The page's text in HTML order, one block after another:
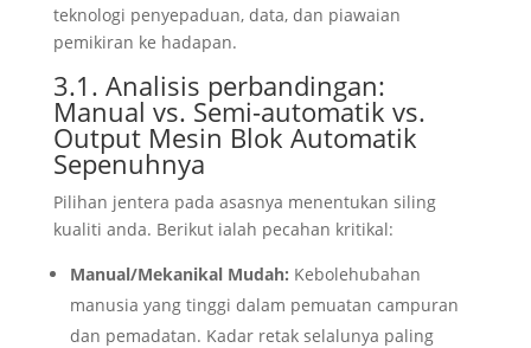
teknologi penyepaduan, data, dan piawaian
pemikiran ke hadapan.
3.1. Analisis perbandingan:
Manual vs. Semi-automatik vs.
Output Mesin Blok Automatik
Sepenuhnya
Pilihan jentera pada asasnya menentukan siling
kualiti anda. Berikut ialah pecahan kritikal:
Manual/Mekanikal Mudah: Kebolehubahan
manusia yang tinggi dalam pemuatan campuran
dan pemadatan. Kadar retak selalunya paling